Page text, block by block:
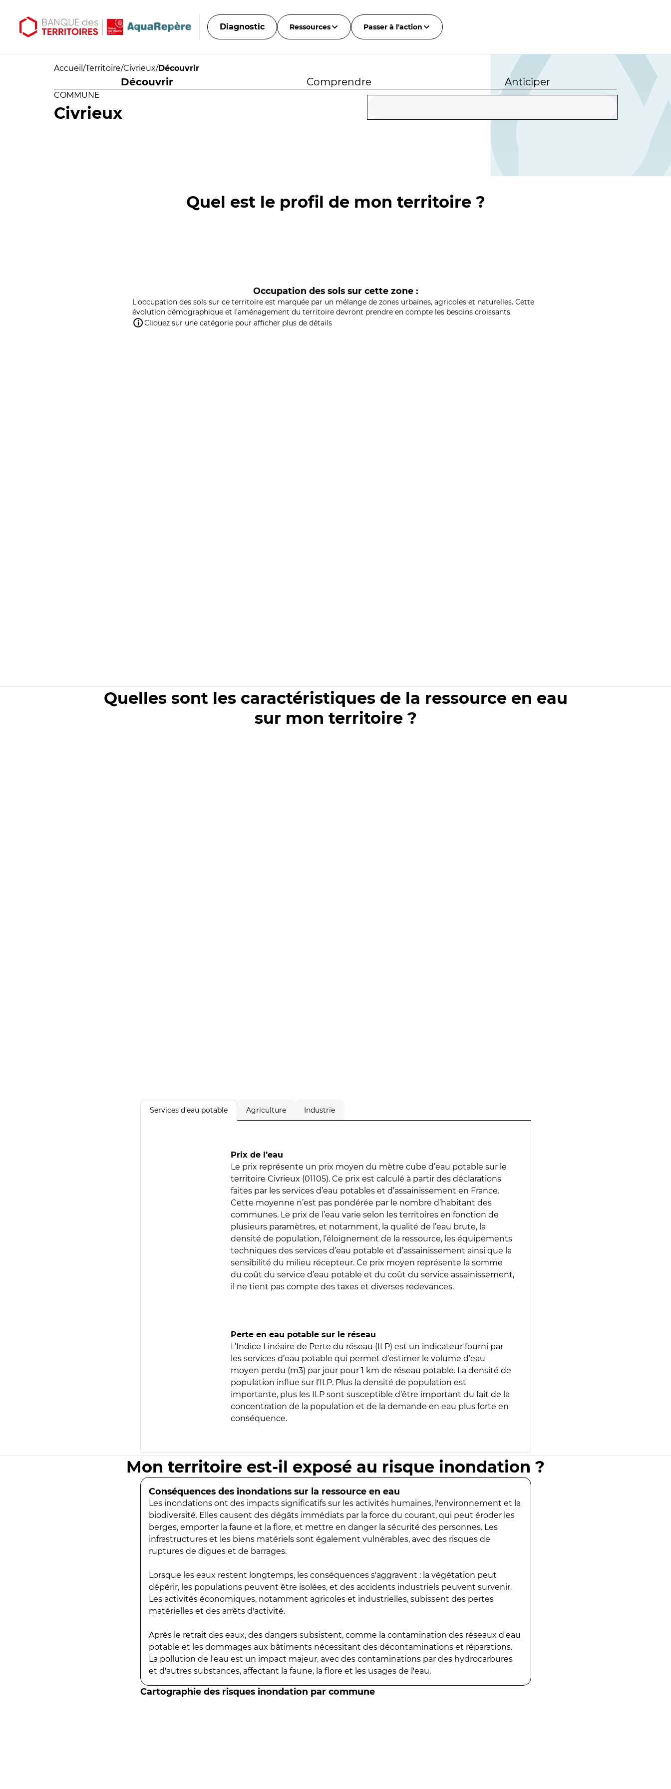
Diagnostic Ressources Passer à l'action
Accueil /Territoire/Civrieux/Découvrir
Découvrir Comprendre Anticiper
COMMUNE
Civrieux
Quel est le profil de mon territoire ?
Occupation des sols sur cette zone :
L'occupation des sols sur ce territoire est marquée par un mélange de zones urbaines, agricoles et naturelles. Cette
évolution démographique et l'aménagement du territoire devront prendre en compte les besoins croissants.
Cliquez sur une catégorie pour afficher plus de détails
Quelles sont les caractéristiques de la ressource en eau
sur mon territoire ?
Services d'eau potable Agriculture Industrie
Prix de l’eau
Le prix représente un prix moyen du mètre cube d’eau potable sur le
territoire Civrieux (01105). Ce prix est calculé à partir des déclarations
faites par les services d’eau potables et d’assainissement en France.
Cette moyenne n’est pas pondérée par le nombre d’habitant des
communes. Le prix de l’eau varie selon les territoires en fonction de
plusieurs paramètres, et notamment, la qualité de l’eau brute, la
densité de population, l’éloignement de la ressource, les équipements
techniques des services d’eau potable et d’assainissement ainsi que la
sensibilité du milieu récepteur. Ce prix moyen représente la somme
du coût du service d’eau potable et du coût du service assainissement,
il ne tient pas compte des taxes et diverses redevances.
Perte en eau potable sur le réseau
L’Indice Linéaire de Perte du réseau (ILP) est un indicateur fourni par
les services d’eau potable qui permet d’estimer le volume d’eau
moyen perdu (m3) par jour pour 1 km de réseau potable. La densité de
population influe sur l’ILP. Plus la densité de population est
importante, plus les ILP sont susceptible d’être important du fait de la
concentration de la population et de la demande en eau plus forte en
conséquence.
Mon territoire est-il exposé au risque inondation ?
Conséquences des inondations sur la ressource en eau
Les inondations ont des impacts significatifs sur les activités humaines, l'environnement et la
biodiversité. Elles causent des dégâts immédiats par la force du courant, qui peut éroder les
berges, emporter la faune et la flore, et mettre en danger la sécurité des personnes. Les
infrastructures et les biens matériels sont également vulnérables, avec des risques de
ruptures de digues et de barrages.
Lorsque les eaux restent longtemps, les conséquences s'aggravent : la végétation peut
dépérir, les populations peuvent être isolées, et des accidents industriels peuvent survenir.
Les activités économiques, notamment agricoles et industrielles, subissent des pertes
matérielles et des arrêts d'activité.
Après le retrait des eaux, des dangers subsistent, comme la contamination des réseaux d'eau
potable et les dommages aux bâtiments nécessitant des décontaminations et réparations.
La pollution de l'eau est un impact majeur, avec des contaminations par des hydrocarbures
et d'autres substances, affectant la faune, la flore et les usages de l'eau.
Cartographie des risques inondation par commune